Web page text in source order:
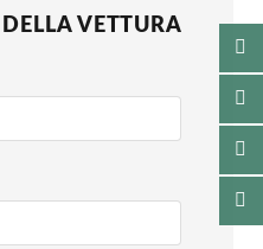
VETTURA